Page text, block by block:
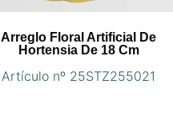
Arreglo Floral Artificial De
Hortensia De 18 Cm
Artículo nº 25STZ255021